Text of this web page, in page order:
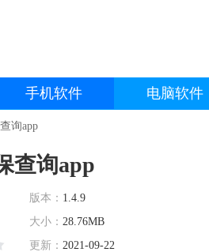
手机软件 电脑软件
询app
查询app
版本： 1.4.9
大小：28.76MB
更新：2021-09-22